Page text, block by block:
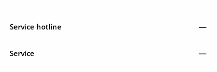
Service hotline
Service